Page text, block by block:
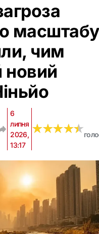
чим
новий
6
липня
2026,
13:17
★★★★★
★★★★★